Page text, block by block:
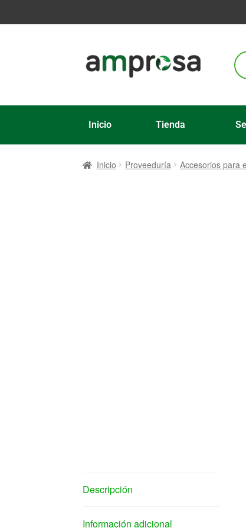
Inicio Tienda
Inicio Proveeduría Accesorios para
Descripción
Información adicional